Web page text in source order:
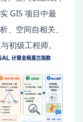
GIS 项目中最
、空间自相关、
初级工程师。